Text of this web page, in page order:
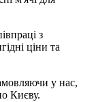
з
ціни та
у нас,
Києву.